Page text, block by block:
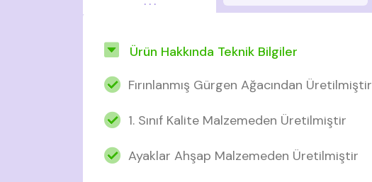
Ürün Hakkında Teknik Bilgiler
Fırınlanmış Gürgen Ağacından Üretilmiştir
1. Sınıf Kalite Malzemeden Üretilmiştir
Ayaklar Ahşap Malzemeden Üretilmiştir